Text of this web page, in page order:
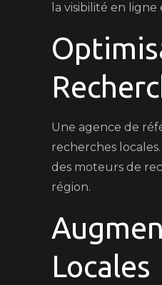
la visibilité en
Une agence de
recherches
des moteurs de
région.
Locales